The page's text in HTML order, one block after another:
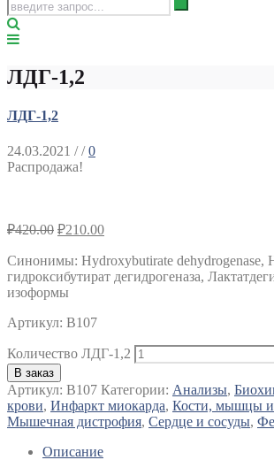
ЛДГ-1,2
ЛДГ-1,2
24.03.2021 / /0
Распродажа!
₽420.00 ₽210.00
Синонимы: Hydroxybutirate dehydrogenase,
гидроксибутират дегидрогеназа,
изоформы
Артикул: B107
Количество ЛДГ-1,2
В заказ
Артикул: B107 Категории: Анализы,
крови, Инфаркт миокарда, Кости, мышцы и
Мышечная дистрофия, Сердце и сосуды,
Описание